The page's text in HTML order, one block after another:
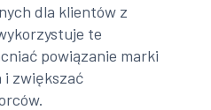
dla klientów z
te
powiązanie marki
i zwiększać